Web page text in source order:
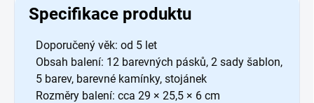
Specifikace produktu
Doporučený věk: od 5 let
Obsah balení: 12 barevných pásků, 2 sady šablon,
5 barev, barevné kamínky, stojánek
Rozměry balení: cca 29 × 25,5 × 6 cm